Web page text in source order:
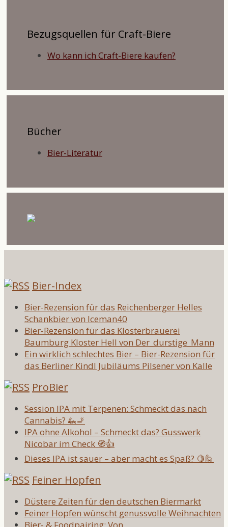
Bezugsquellen für Craft-Biere
Wo kann ich Craft-Biere kaufen?
Bücher
Bier-Literatur
Bier-Index
Bier-Rezension für das Reichenberger Helles
Schankbier von Iceman40
Bier-Rezension für das Klosterbrauerei
Baumburg Kloster Hell von Der_durstige_Mann
Ein wirklich schlechtes Bier – Bier-Rezension für
das Berliner Kindl Jubiläums Pilsener von Kalle
ProBier
Session IPA mit Terpenen: Schmeckt das nach
Cannabis? 🦗🚬
IPA ohne Alkohol – Schmeckt das? Gusswerk
Nicobar im Check 🧭👍
Dieses IPA ist sauer – aber macht es Spaß? 🍋🙋
Feiner Hopfen
Düstere Zeiten für den deutschen Biermarkt
Feiner Hopfen wünscht genussvolle Weihnachten